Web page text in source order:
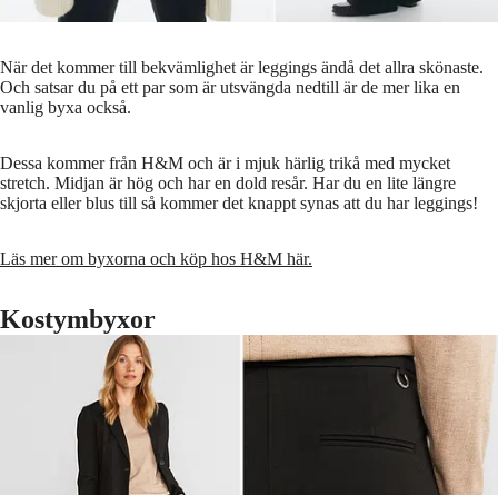
När det kommer till bekvämlighet är leggings ändå det allra skönaste.
Och satsar du på ett par som är utsvängda nedtill är de mer lika en
vanlig byxa också.
Dessa kommer från H&M och är i mjuk härlig trikå med mycket
stretch. Midjan är hög och har en dold resår. Har du en lite längre
skjorta eller blus till så kommer det knappt synas att du har leggings!
Läs mer om byxorna och köp hos H&M här.
Kostymbyxor